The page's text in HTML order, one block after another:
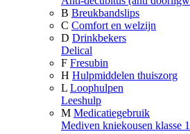
B Breukbandslips
C Comfort en welzijn
D Drinkbekers
Delical
F Fresubin
H Hulpmiddelen thuiszorg
L Loophulpen
Leeshulp
M Medicatiegebruik
Mediven kniekousen klasse 1